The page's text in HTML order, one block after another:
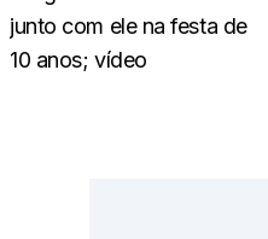
junto com ele na festa de
10 anos; vídeo